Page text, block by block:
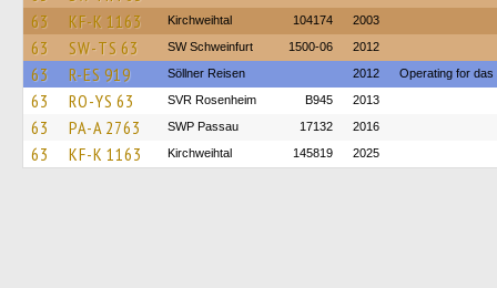
63 KF-K 1163 Kirchweihtal 104174 2003
63 SW-TS 63 SW Schweinfurt 1500-06 2012
63 R-ES 919 Söllner Reisen 2012 Operating for das
63 RO-YS 63 SVR Rosenheim B945 2013
63 PA-A 2763 SWP Passau 17132 2016
63 KF-K 1163 Kirchweihtal 145819 2025